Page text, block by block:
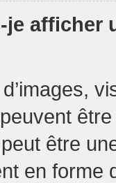
afficher
être
peut être
en forme